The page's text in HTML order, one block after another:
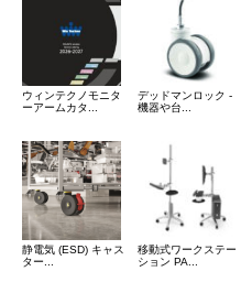
ウィンテクノモニタ
ーアームカタ...
デッドマンロック -
機器や台...
静電気 (ESD) キャス
ター...
移動式ワークステー
ション PA...